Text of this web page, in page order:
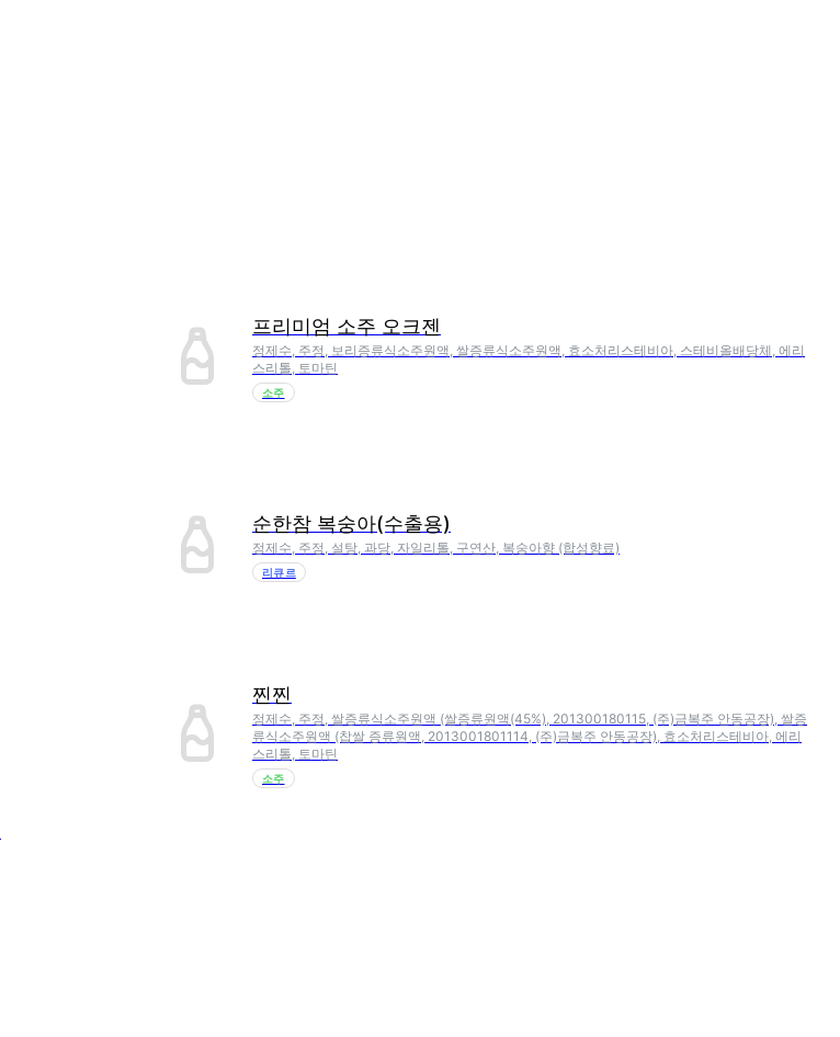
프리미엄 소주 오크젠
정제수, 주정, 보리증류식소주원액, 쌀증류식소주원액, 효소처리스테비아, 스테비올배당체, 에리
스리톨, 토마틴
소주
순한참 복숭아(수출용)
정제수, 주정, 설탕, 과당, 자일리톨, 구연산, 복숭아향 (합성향료)
리큐르
찐찐
정제수, 주정, 쌀증류식소주원액 (쌀증류원액(45%), 201300180115, (주)금복주 안동공장), 쌀증
류식소주원액 (찹쌀 증류원액, 2013001801114, (주)금복주 안동공장), 효소처리스테비아, 에리
스리톨, 토마틴
소주